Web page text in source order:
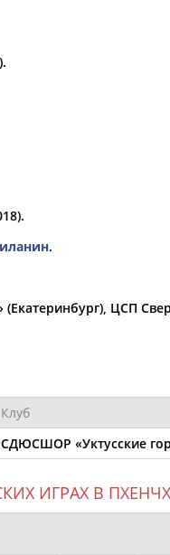
действующих спортсменов
Тамилла
АБАСОВА
.
ЦСП
Клуб
СДЮСШОР «Уктусские
ИГРАХ В